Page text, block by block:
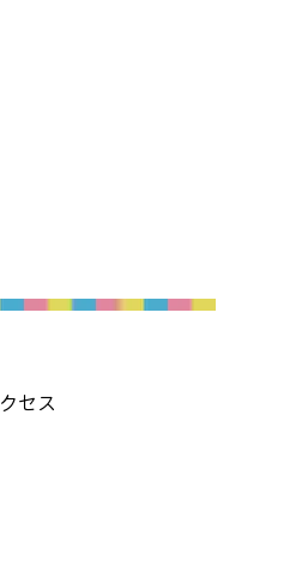
セス